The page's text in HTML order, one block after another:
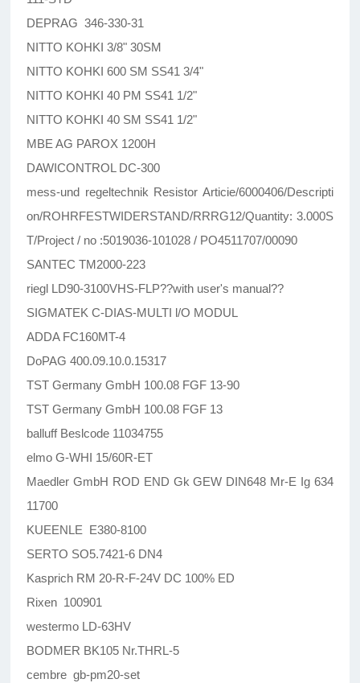
DEPRAG 346-330-31
NITTO KOHKI 3/8" 30SM
NITTO KOHKI 600 SM SS41 3/4"
NITTO KOHKI 40 PM SS41 1/2"
NITTO KOHKI 40 SM SS41 1/2"
MBE AG PAROX 1200H
DAWICONTROL DC-300
mess-und regeltechnik Resistor Articie/6000406/Descripti
on/ROHRFESTWIDERSTAND/RRRG12/Quantity: 3.000S
T/Project / no :5019036-101028 / PO4511707/00090
SANTEC TM2000-223
riegl LD90-3100VHS-FLP??with user's manual??
SIGMATEK C-DIAS-MULTI l/O MODUL
ADDA FC160MT-4
DoPAG 400.09.10.0.15317
TST Germany GmbH 100.08 FGF 13-90
TST Germany GmbH 100.08 FGF 13
balluff Beslcode 11034755
elmo G-WHI 15/60R-ET
Maedler GmbH ROD END Gk GEW DIN648 Mr-E Ig 634
11700
KUEENLE E380-8100
SERTO SO5.7421-6 DN4
Kasprich RM 20-R-F-24V DC 100% ED
Rixen 100901
westermo LD-63HV
BODMER BK105 Nr.THRL-5
cembre gb-pm20-set